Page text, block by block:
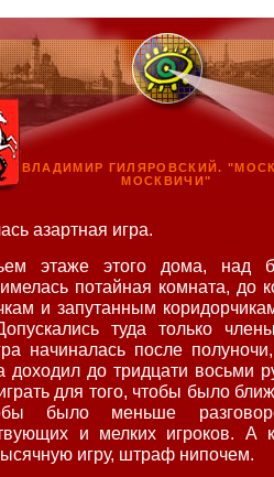
ВЛАДИМИР ГИЛЯРОВСКИЙ.
МОСКВИЧИ"
азартная игра.
этаже этого дома, над
потайная комната, до
и запутанным
туда только
начиналась после
доходил до тридцати восьми
для того, чтобы было
было меньше
и мелких игроков. А
игру, штраф нипочем.